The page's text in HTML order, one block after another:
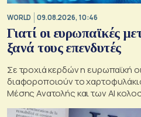
WORLD 09.08.2026, 10:46
Γιατί οι ευρωπαϊκές
ξανά τους επενδυτές
Σε τροχιά κερδών η ευρωπαϊκή
διαφοροποιούν το
Μέσης Ανατολής και των AI